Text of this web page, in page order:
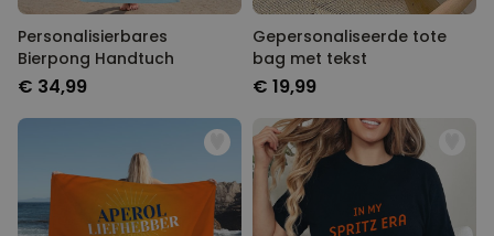
Personalisierbares
Bierpong Handtuch
€ 34,99
Gepersonaliseerde tote
bag met tekst
€ 19,99